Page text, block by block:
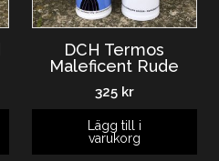
DCH Termos
Maleficent Rude
325 kr
Lägg till i
varukorg